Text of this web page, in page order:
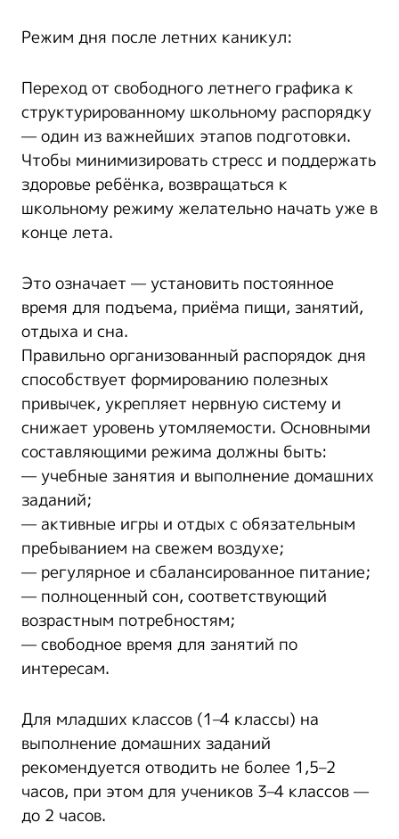
Режим дня после летних каникул:
Переход от свободного летнего графика к
структурированному школьному распорядку
— один из важнейших этапов подготовки.
Чтобы минимизировать стресс и поддержать
здоровье ребёнка, возвращаться к
школьному режиму желательно начать уже в
конце лета.
Это означает — установить постоянное
время для подъема, приёма пищи, занятий,
отдыха и сна.
Правильно организованный распорядок дня
способствует формированию полезных
привычек, укрепляет нервную систему и
снижает уровень утомляемости. Основными
составляющими режима должны быть:
— учебные занятия и выполнение домашних
заданий;
— активные игры и отдых с обязательным
пребыванием на свежем воздухе;
— регулярное и сбалансированное питание;
— полноценный сон, соответствующий
возрастным потребностям;
— свободное время для занятий по
интересам.
Для младших классов (1–4 классы) на
выполнение домашних заданий
рекомендуется отводить не более 1,5–2
часов, при этом для учеников 3–4 классов —
до 2 часов.